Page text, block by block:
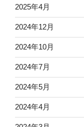
2025年4月
2024年12月
2024年10月
2024年7月
2024年5月
2024年4月